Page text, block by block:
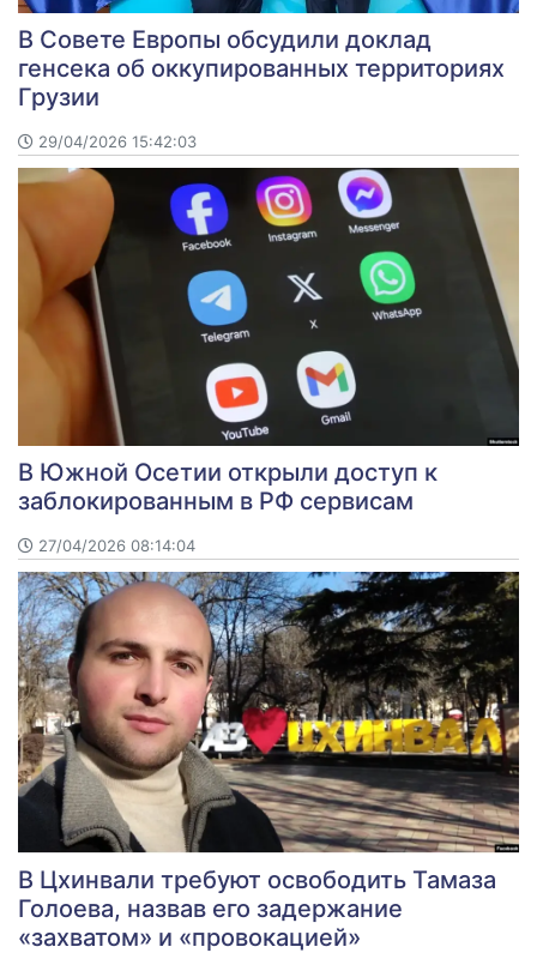
В Совете Европы обсудили доклад
генсека об оккупированных территориях
Грузии
29/04/2026 15:42:03
В Южной Осетии открыли доступ к
заблокированным в РФ сервисам
27/04/2026 08:14:04
В Цхинвали требуют освободить Тамаза
Голоева, назвав его задержание
«захватом» и «провокацией»